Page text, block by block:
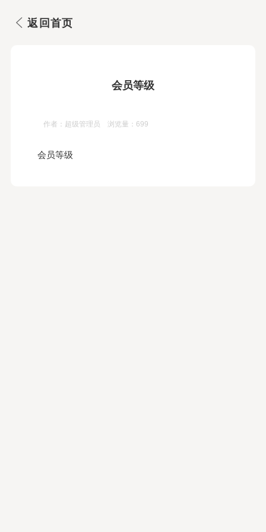
返回首页
会员等级
作者：超级管理员 浏览量：699
会员等级